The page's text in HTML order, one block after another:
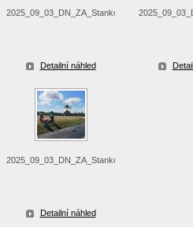
2025_09_03_DN_ZA_Stankovice
Detailní náhled
2025_09_03_DN_ZA_Stankovice
Detailní náhled